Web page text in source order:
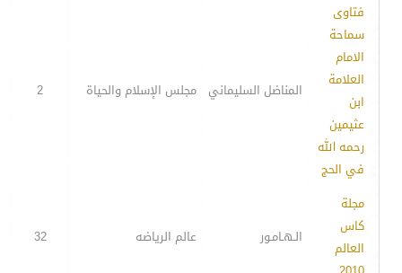
فتاوى
سماحة
الامام
العلامة
ابن
عثيمين
رحمه الله
في الحج
المناضل السليماني مجلس الإسلام والحياة 2
مجلة
كاس
العالم
الـهـامـور عالم الرياضه 32